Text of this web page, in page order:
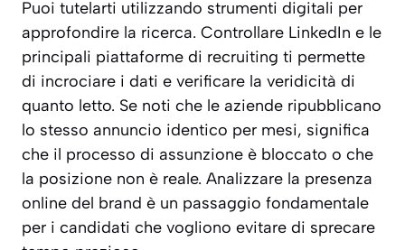
Puoi tutelarti utilizzando strumenti digitali per
approfondire la ricerca. Controllare LinkedIn e le
principali piattaforme di recruiting ti permette
di incrociare i dati e verificare la veridicità di
quanto letto. Se noti che le aziende ripubblicano
lo stesso annuncio identico per mesi, significa
che il processo di assunzione è bloccato o che
la posizione non è reale. Analizzare la presenza
online del brand è un passaggio fondamentale
per i candidati che vogliono evitare di sprecare